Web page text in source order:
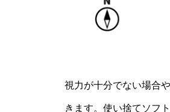
視力が十分でない場合
きます。使い捨てソフ